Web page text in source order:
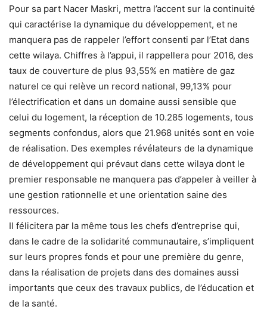
Pour sa part Nacer Maskri, mettra l’accent sur la continuité
qui caractérise la dynamique du développement, et ne
manquera pas de rappeler l’effort consenti par l’Etat dans
cette wilaya. Chiffres à l’appui, il rappellera pour 2016, des
taux de couverture de plus 93,55% en matière de gaz
naturel ce qui relève un record national, 99,13% pour
l’électrification et dans un domaine aussi sensible que
celui du logement, la réception de 10.285 logements, tous
segments confondus, alors que 21.968 unités sont en voie
de réalisation. Des exemples révélateurs de la dynamique
de développement qui prévaut dans cette wilaya dont le
premier responsable ne manquera pas d’appeler à veiller à
une gestion rationnelle et une orientation saine des
ressources.
Il félicitera par la même tous les chefs d’entreprise qui,
dans le cadre de la solidarité communautaire, s’impliquent
sur leurs propres fonds et pour une première du genre,
dans la réalisation de projets dans des domaines aussi
importants que ceux des travaux publics, de l’éducation et
de la santé.